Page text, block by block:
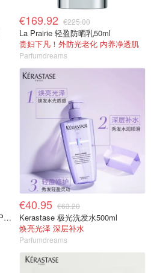
€169.92 €225.00
La Prairie 轻盈防晒乳50ml
贵妇下凡！外防光老化 内养净透肌
Parfumdreams
Beauty of Joseon 控油防晒霜 SPF50
€40.95 €63.20
Kerastase 极光洗发水500ml
焕亮光泽 深层补水
Parfumdreams